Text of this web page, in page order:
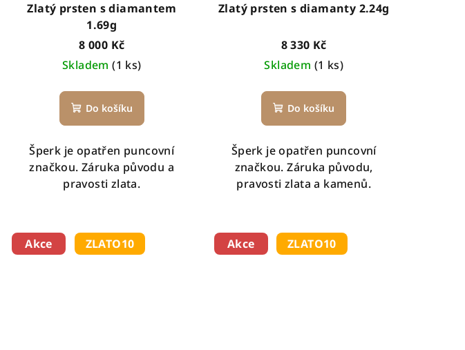
Zlatý prsten s diamantem
1.69g
8 000 Kč
Skladem(1 ks)
Do košíku
Šperk je opatřen puncovní
značkou. Záruka původu a
pravosti zlata.
Zlatý prsten s diamanty 2.24g
8 330 Kč
Skladem (1 ks)
Do košíku
Šperk je opatřen puncovní
značkou. Záruka původu,
pravosti zlata a kamenů.
Akce ZLATO10 Akce ZLATO10